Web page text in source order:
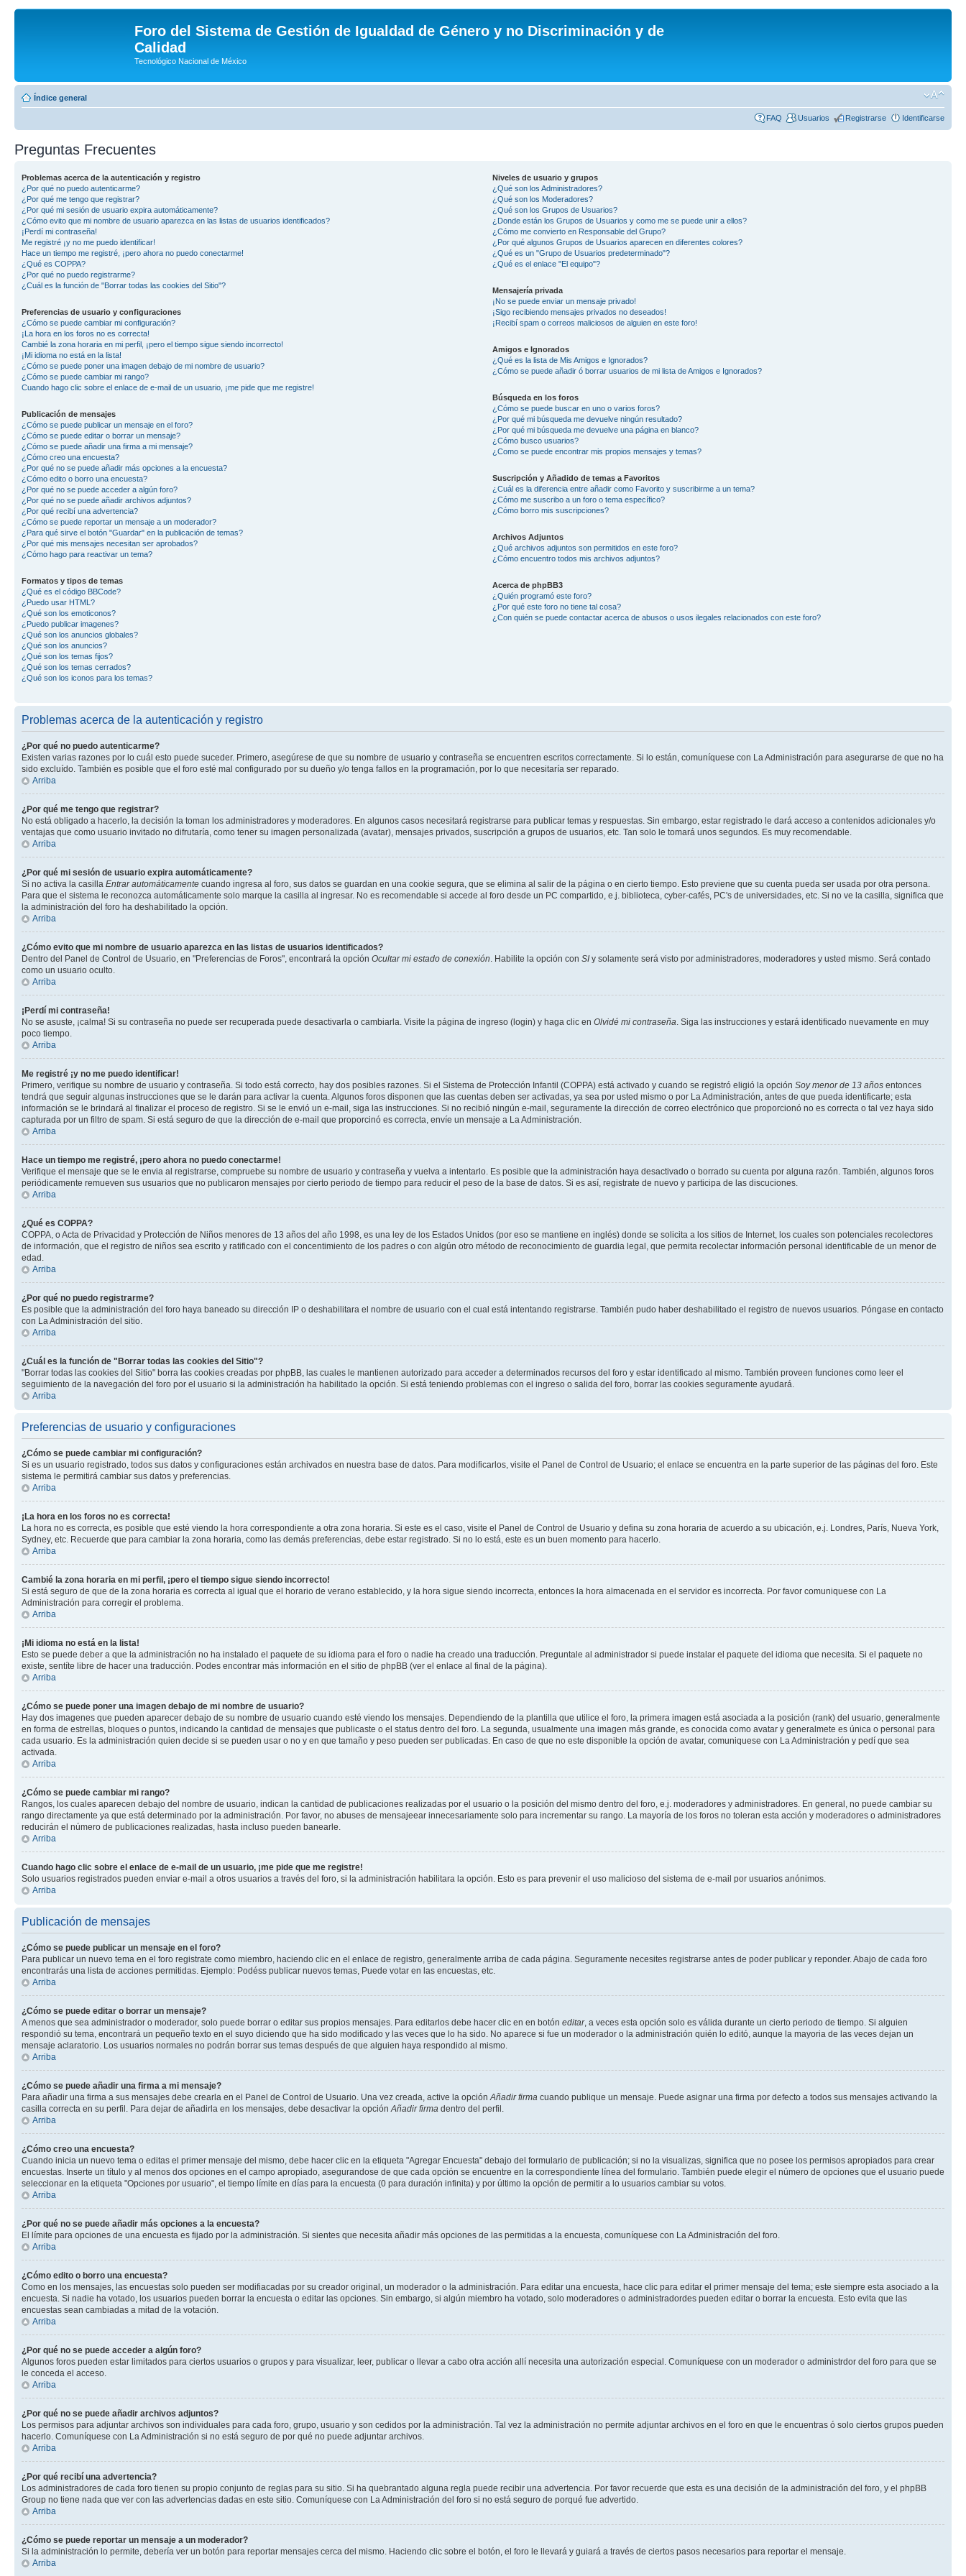
Foro del Sistema de Gestión de Igualdad de Género y no Discriminación y de
Calidad
Tecnológico Nacional de México
Índice general
FAQ Usuarios Registrarse Identificarse
Preguntas Frecuentes
Problemas acerca de la autenticación y registro
¿Por qué no puedo autenticarme?
¿Por qué me tengo que registrar?
¿Por qué mi sesión de usuario expira automáticamente?
¿Cómo evito que mi nombre de usuario aparezca en las listas de usuarios identificados?
¡Perdí mi contraseña!
Me registré ¡y no me puedo identificar!
Hace un tiempo me registré, ¡pero ahora no puedo conectarme!
¿Qué es COPPA?
¿Por qué no puedo registrarme?
¿Cuál es la función de "Borrar todas las cookies del Sitio"?
Preferencias de usuario y configuraciones
¿Cómo se puede cambiar mi configuración?
¡La hora en los foros no es correcta!
Cambié la zona horaria en mi perfil, ¡pero el tiempo sigue siendo incorrecto!
¡Mi idioma no está en la lista!
¿Cómo se puede poner una imagen debajo de mi nombre de usuario?
¿Cómo se puede cambiar mi rango?
Cuando hago clic sobre el enlace de e-mail de un usuario, ¡me pide que me registre!
Publicación de mensajes
¿Cómo se puede publicar un mensaje en el foro?
¿Cómo se puede editar o borrar un mensaje?
¿Cómo se puede añadir una firma a mi mensaje?
¿Cómo creo una encuesta?
¿Por qué no se puede añadir más opciones a la encuesta?
¿Cómo edito o borro una encuesta?
¿Por qué no se puede acceder a algún foro?
¿Por qué no se puede añadir archivos adjuntos?
¿Por qué recibí una advertencia?
¿Cómo se puede reportar un mensaje a un moderador?
¿Para qué sirve el botón "Guardar" en la publicación de temas?
¿Por qué mis mensajes necesitan ser aprobados?
¿Cómo hago para reactivar un tema?
Formatos y tipos de temas
¿Qué es el código BBCode?
¿Puedo usar HTML?
¿Qué son los emoticonos?
¿Puedo publicar imagenes?
¿Qué son los anuncios globales?
¿Qué son los anuncios?
¿Qué son los temas fijos?
¿Qué son los temas cerrados?
¿Qué son los iconos para los temas?
Niveles de usuario y grupos
¿Qué son los Administradores?
¿Qué son los Moderadores?
¿Qué son los Grupos de Usuarios?
¿Donde están los Grupos de Usuarios y como me se puede unir a ellos?
¿Cómo me convierto en Responsable del Grupo?
¿Por qué algunos Grupos de Usuarios aparecen en diferentes colores?
¿Qué es un "Grupo de Usuarios predeterminado"?
¿Qué es el enlace "El equipo"?
Mensajería privada
¡No se puede enviar un mensaje privado!
¡Sigo recibiendo mensajes privados no deseados!
¡Recibí spam o correos maliciosos de alguien en este foro!
Amigos e Ignorados
¿Qué es la lista de Mis Amigos e Ignorados?
¿Cómo se puede añadir ó borrar usuarios de mi lista de Amigos e Ignorados?
Búsqueda en los foros
¿Cómo se puede buscar en uno o varios foros?
¿Por qué mi búsqueda me devuelve ningún resultado?
¿Por qué mi búsqueda me devuelve una página en blanco?
¿Cómo busco usuarios?
¿Como se puede encontrar mis propios mensajes y temas?
Suscripción y Añadido de temas a Favoritos
¿Cuál es la diferencia entre añadir como Favorito y suscribirme a un tema?
¿Cómo me suscribo a un foro o tema específico?
¿Cómo borro mis suscripciones?
Archivos Adjuntos
¿Qué archivos adjuntos son permitidos en este foro?
¿Cómo encuentro todos mis archivos adjuntos?
Acerca de phpBB3
¿Quién programó este foro?
¿Por qué este foro no tiene tal cosa?
¿Con quién se puede contactar acerca de abusos o usos ilegales relacionados con este foro?
Problemas acerca de la autenticación y registro
¿Por qué no puedo autenticarme?
Existen varias razones por lo cuál esto puede suceder. Primero, asegúrese de que su nombre de usuario y contraseña se encuentren escritos correctamente. Si lo están, comuníquese con La Administración para asegurarse de que no ha
sido excluído. También es posible que el foro esté mal configurado por su dueño y/o tenga fallos en la programación, por lo que necesitaría ser reparado.
Arriba
¿Por qué me tengo que registrar?
No está obligado a hacerlo, la decisión la toman los administradores y moderadores. En algunos casos necesitará registrarse para publicar temas y respuestas. Sin embargo, estar registrado le dará acceso a contenidos adicionales y/o
ventajas que como usuario invitado no difrutaría, como tener su imagen personalizada (avatar), mensajes privados, suscripción a grupos de usuarios, etc. Tan solo le tomará unos segundos. Es muy recomendable.
Arriba
¿Por qué mi sesión de usuario expira automáticamente?
Si no activa la casilla Entrar automáticamente cuando ingresa al foro, sus datos se guardan en una cookie segura, que se elimina al salir de la página o en cierto tiempo. Esto previene que su cuenta pueda ser usada por otra persona.
Para que el sistema le reconozca automáticamente solo marque la casilla al ingresar. No es recomendable si accede al foro desde un PC compartido, e.j. biblioteca, cyber-cafés, PC's de universidades, etc. Si no ve la casilla, significa que
la administración del foro ha deshabilitado la opción.
Arriba
¿Cómo evito que mi nombre de usuario aparezca en las listas de usuarios identificados?
Dentro del Panel de Control de Usuario, en "Preferencias de Foros", encontrará la opción Ocultar mi estado de conexión . Habilite la opción con SI y solamente será visto por administradores, moderadores y usted mismo. Será contado
como un usuario oculto.
Arriba
¡Perdí mi contraseña!
No se asuste, ¡calma! Si su contraseña no puede ser recuperada puede desactivarla o cambiarla. Visite la página de ingreso (login) y haga clic en Olvidé mi contraseña . Siga las instrucciones y estará identificado nuevamente en muy
poco tiempo.
Arriba
Me registré ¡y no me puedo identificar!
Primero, verifique su nombre de usuario y contraseña. Si todo está correcto, hay dos posibles razones. Si el Sistema de Protección Infantil (COPPA) está activado y cuando se registró eligió la opción Soy menor de 13 años entonces
tendrá que seguir algunas instrucciones que se le darán para activar la cuenta. Algunos foros disponen que las cuentas deben ser activadas, ya sea por usted mismo o por La Administración, antes de que pueda identificarte; esta
información se le brindará al finalizar el proceso de registro. Si se le envió un e-mail, siga las instrucciones. Si no recibió ningún e-mail, seguramente la dirección de correo electrónico que proporcionó no es correcta o tal vez haya sido
capturada por un filtro de spam. Si está seguro de que la dirección de e-mail que proporcinó es correcta, envíe un mensaje a La Administración.
Arriba
Hace un tiempo me registré, ¡pero ahora no puedo conectarme!
Verifique el mensaje que se le envia al registrarse, compruebe su nombre de usuario y contraseña y vuelva a intentarlo. Es posible que la administración haya desactivado o borrado su cuenta por alguna razón. También, algunos foros
periódicamente remueven sus usuarios que no publicaron mensajes por cierto periodo de tiempo para reducir el peso de la base de datos. Si es así, registrate de nuevo y participa de las discuciones.
Arriba
¿Qué es COPPA?
COPPA, o Acta de Privacidad y Protección de Niños menores de 13 años del año 1998, es una ley de los Estados Unidos (por eso se mantiene en inglés) donde se solicita a los sitios de Internet, los cuales son potenciales recolectores
de información, que el registro de niños sea escrito y ratificado con el concentimiento de los padres o con algún otro método de reconocimiento de guardia legal, que permita recolectar información personal identificable de un menor de
edad.
Arriba
¿Por qué no puedo registrarme?
Es posible que la administración del foro haya baneado su dirección IP o deshabilitara el nombre de usuario con el cual está intentando registrarse. También pudo haber deshabilitado el registro de nuevos usuarios. Póngase en contacto
con La Administración del sitio.
Arriba
¿Cuál es la función de "Borrar todas las cookies del Sitio"?
"Borrar todas las cookies del Sitio" borra las cookies creadas por phpBB, las cuales le mantienen autorizado para acceder a determinados recursos del foro y estar identificado al mismo. También proveen funciones como leer el
seguimiento de la navegación del foro por el usuario si la administración ha habilitado la opción. Si está teniendo problemas con el ingreso o salida del foro, borrar las cookies seguramente ayudará.
Arriba
Preferencias de usuario y configuraciones
¿Cómo se puede cambiar mi configuración?
Si es un usuario registrado, todos sus datos y configuraciones están archivados en nuestra base de datos. Para modificarlos, visite el Panel de Control de Usuario; el enlace se encuentra en la parte superior de las páginas del foro. Este
sistema le permitirá cambiar sus datos y preferencias.
Arriba
¡La hora en los foros no es correcta!
La hora no es correcta, es posible que esté viendo la hora correspondiente a otra zona horaria. Si este es el caso, visite el Panel de Control de Usuario y defina su zona horaria de acuerdo a su ubicación, e.j. Londres, París, Nueva York,
Sydney, etc. Recuerde que para cambiar la zona horaria, como las demás preferencias, debe estar registrado. Si no lo está, este es un buen momento para hacerlo.
Arriba
Cambié la zona horaria en mi perfil, ¡pero el tiempo sigue siendo incorrecto!
Si está seguro de que de la zona horaria es correcta al igual que el horario de verano establecido, y la hora sigue siendo incorrecta, entonces la hora almacenada en el servidor es incorrecta. Por favor comuniquese con La
Administración para corregir el problema.
Arriba
¡Mi idioma no está en la lista!
Esto se puede deber a que la administración no ha instalado el paquete de su idioma para el foro o nadie ha creado una traducción. Preguntale al administrador si puede instalar el paquete del idioma que necesita. Si el paquete no
existe, sentíte libre de hacer una traducción. Podes encontrar más información en el sitio de phpBB (ver el enlace al final de la página).
Arriba
¿Cómo se puede poner una imagen debajo de mi nombre de usuario?
Hay dos imagenes que pueden aparecer debajo de su nombre de usuario cuando esté viendo los mensajes. Dependiendo de la plantilla que utilice el foro, la primera imagen está asociada a la posición (rank) del usuario, generalmente
en forma de estrellas, bloques o puntos, indicando la cantidad de mensajes que publicaste o el status dentro del foro. La segunda, usualmente una imagen más grande, es conocida como avatar y generalmete es única o personal para
cada usuario. Es la administración quien decide si se pueden usar o no y en que tamaño y peso pueden ser publicadas. En caso de que no este disponible la opción de avatar, comuniquese con La Administración y pedí que sea
activada.
Arriba
¿Cómo se puede cambiar mi rango?
Rangos, los cuales aparecen debajo del nombre de usuario, indican la cantidad de publicaciones realizadas por el usuario o la posición del mismo dentro del foro, e.j. moderadores y administradores. En general, no puede cambiar su
rango directamente ya que está determinado por la administración. Por favor, no abuses de mensajeear innecesariamente solo para incrementar su rango. La mayoría de los foros no toleran esta acción y moderadores o administradores
reducirán el número de publicaciones realizadas, hasta incluso pueden banearle.
Arriba
Cuando hago clic sobre el enlace de e-mail de un usuario, ¡me pide que me registre!
Solo usuarios registrados pueden enviar e-mail a otros usuarios a través del foro, si la administración habilitara la opción. Esto es para prevenir el uso malicioso del sistema de e-mail por usuarios anónimos.
Arriba
Publicación de mensajes
¿Cómo se puede publicar un mensaje en el foro?
Para publicar un nuevo tema en el foro registrate como miembro, haciendo clic en el enlace de registro, generalmente arriba de cada página. Seguramente necesites registrarse antes de poder publicar y reponder. Abajo de cada foro
encontrarás una lista de acciones permitidas. Ejemplo: Podéss publicar nuevos temas, Puede votar en las encuestas, etc.
Arriba
¿Cómo se puede editar o borrar un mensaje?
A menos que sea administrador o moderador, solo puede borrar o editar sus propios mensajes. Para editarlos debe hacer clic en en botón editar, a veces esta opción solo es válida durante un cierto periodo de tiempo. Si alguien
respondió su tema, encontrará un pequeño texto en el suyo diciendo que ha sido modificado y las veces que lo ha sido. No aparece si fue un moderador o la administración quién lo editó, aunque la mayoria de las veces dejan un
mensaje aclaratorio. Los usuarios normales no podrán borrar sus temas después de que alguien haya respondido al mismo.
Arriba
¿Cómo se puede añadir una firma a mi mensaje?
Para añadir una firma a sus mensajes debe crearla en el Panel de Control de Usuario. Una vez creada, active la opción Añadir firma cuando publique un mensaje. Puede asignar una firma por defecto a todos sus mensajes activando la
casilla correcta en su perfil. Para dejar de añadirla en los mensajes, debe desactivar la opción Añadir firma dentro del perfil.
Arriba
¿Cómo creo una encuesta?
Cuando inicia un nuevo tema o editas el primer mensaje del mismo, debe hacer clic en la etiqueta "Agregar Encuesta" debajo del formulario de publicación; si no la visualizas, significa que no posee los permisos apropiados para crear
encuestas. Inserte un título y al menos dos opciones en el campo apropiado, asegurandose de que cada opción se encuentre en la correspondiente línea del formulario. También puede elegir el número de opciones que el usuario puede
seleccionar en la etiqueta "Opciones por usuario", el tiempo límite en días para la encuesta (0 para duración infinita) y por último la opción de permitir a lo usuarios cambiar su votos.
Arriba
¿Por qué no se puede añadir más opciones a la encuesta?
El límite para opciones de una encuesta es fijado por la administración. Si sientes que necesita añadir más opciones de las permitidas a la encuesta, comuníquese con La Administración del foro.
Arriba
¿Cómo edito o borro una encuesta?
Como en los mensajes, las encuestas solo pueden ser modifiacadas por su creador original, un moderador o la administración. Para editar una encuesta, hace clic para editar el primer mensaje del tema; este siempre esta asociado a la
encuesta. Si nadie ha votado, los usuarios pueden borrar la encuesta o editar las opciones. Sin embargo, si algún miembro ha votado, solo moderadores o administradordes pueden editar o borrar la encuesta. Esto evita que las
encuestas sean cambiadas a mitad de la votación.
Arriba
¿Por qué no se puede acceder a algún foro?
Algunos foros pueden estar limitados para ciertos usuarios o grupos y para visualizar, leer, publicar o llevar a cabo otra acción allí necesita una autorización especial. Comuníquese con un moderador o administrdor del foro para que se
le conceda el acceso.
Arriba
¿Por qué no se puede añadir archivos adjuntos?
Los permisos para adjuntar archivos son individuales para cada foro, grupo, usuario y son cedidos por la administración. Tal vez la administración no permite adjuntar archivos en el foro en que le encuentras ó solo ciertos grupos pueden
hacerlo. Comuníquese con La Administración si no está seguro de por qué no puede adjuntar archivos.
Arriba
¿Por qué recibí una advertencia?
Los administradores de cada foro tienen su propio conjunto de reglas para su sitio. Si ha quebrantado alguna regla puede recibir una advertencia. Por favor recuerde que esta es una decisión de la administración del foro, y el phpBB
Group no tiene nada que ver con las advertencias dadas en este sitio. Comuníquese con La Administración del foro si no está seguro de porqué fue advertido.
Arriba
¿Cómo se puede reportar un mensaje a un moderador?
Si la administración lo permite, debería ver un botón para reportar mensajes cerca del mismo. Haciendo clic sobre el botón, el foro le llevará y guiará a través de ciertos pasos necesarios para reportar el mensaje.
Arriba